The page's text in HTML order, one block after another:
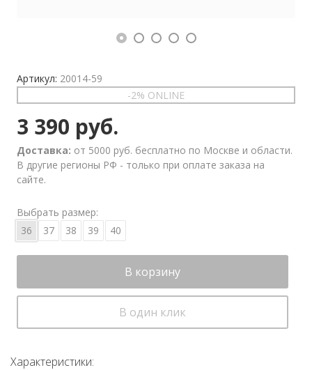
Артикул: 20014-59
-2% ONLINE
3 390 руб.
Доставка: от 5000 руб. бесплатно по Москве и области.
В другие регионы РФ - только при оплате заказа на
сайте.
Выбрать размер:
36
37 38 39 40
В корзину
В один клик
Характеристики: